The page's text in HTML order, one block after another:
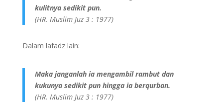
kulitnya sedikit pun.
(HR. Muslim Juz 3 : 1977)
Dalam lafadz lain:
Maka janganlah ia mengambil rambut dan
kukunya sedikit pun hingga ia berqurban.
(HR. Muslim Juz 3 : 1977)